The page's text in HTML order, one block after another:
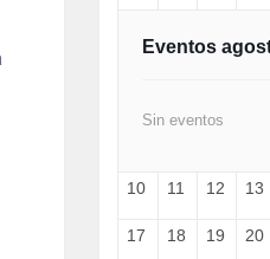
FELICIDAD (1)
FRANCISCO (5)
HUGO ZÁRATE (30)
I A (2)
Eventos
Sin eventos
10 11 12 13
17 18 19 20